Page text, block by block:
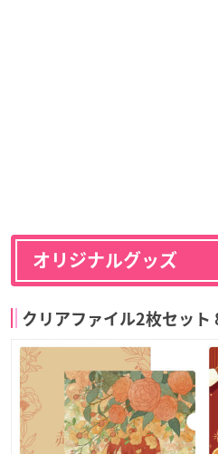
オリジナルグッズ
クリアファイル2枚セット